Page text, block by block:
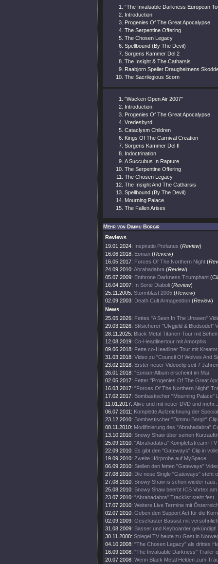
“The Invaluable Darkness European
Introduction
Progenies Of The Great Apocalypse
The Serpentine Offering
The Chosen Legacy
Spellbound (By The Devil)
Sorgens Kammer Del 2
The Insight & The Catharsis
Raabjorn Speiler Draugheimens
The Sacrilegious Scorn
"Wacken Open Air 2007"
Introduction
Progenies Of The Great Apocalypse
Vredesbyrd
Cataclysm Children
Kings Of The Carnival Creation
Sorgens Kammer Del II
Indoctrination
A Succubus In Rapture
The Serpentine Offering
The Chosen Legacy
The Insight And The Catharsis
Spellbound (By The Devil)
Mourning Palace
The Fallen Arises
Mehr von Dimmu Borgir
Reviews
19.01.2024: Inspiratio Profanus (Review)
16.06.2018: Eonian (Review)
16.05.2017: Forces Of The Northern Night (
24.09.2010: Abrahadabra (Review)
05.07.2009: Enthrone Darkness Triumphant (
16.04.2007: In Sorte Diaboli (Review)
25.11.2005: Stormblast 2005 (Review)
02.09.2003: Death Cult Armageddon (Review)
News
25.05.2026: Fettes "A Seen In The Unseen"
29.03.2026: Stilsicherer "Ulvgjeld & Blodsodel"
28.11.2025: Black Metal Titanen-Tour mit
12.08.2019: Co-Headlinertour mit Amorphis
09.06.2018: Fette co-Headliner Tour mit
31.03.2018: Video zu "Council Of Wolves And
23.02.2018: Erster neuer Videoclip seit 7
26.01.2018: "Eonian-Album erscheint im Mai
02.05.2017: Fetter "Progenies Of The Great
16.03.2017: "Forces Of The Northern Night"
17.02.2017: Bombastischer "Mourning Palace"
11.01.2017: Alive und mit neuer DVD und mehr...
06.07.2011: Komplette Aufzeichnung der
23.12.2010: Bombastischer "Dimmu Borgir"
08.11.2010: Modifizierung des "Abrahadabra"
13.10.2010: Snowy Shaw über seinen
25.09.2010: "Abrahadabra" Komplettstream+TV
22.09.2010: Es gibt den "Gateways" Clip in
19.09.2010: Zweite Hörprobe auf MySpace
06.09.2010: Stellen den fetten "Gateways"
27.08.2010: Die neue Single "Gateways" steht
27.08.2010: Snowy Shaw is schon wieder raus.
25.08.2010: Snowy Shaw beerbt ICS Vortex
23.07.2010: "Abrahadabra" Tracklist steht fest.
17.07.2010: Weitere Live Termine mit
02.07.2010: Geben den Support Act für die
02.09.2009: Geschaster Bassist mit
31.08.2009: Basser und Keyboarder gekündigt!
30.11.2008: Spiegel TV heute zu Gast in
04.10.2008: "The Chosen Legacy" als drittes
16.09.2008: "The Invaluable Darkness" Trailer
20.07.2008: Wenn Black Metal Helden zum